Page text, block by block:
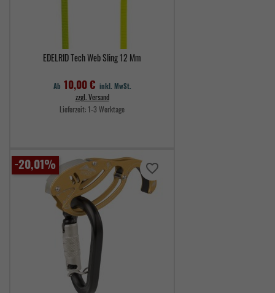
EDELRID Tech Web Sling 12 Mm
Ab 10,00 € inkl. MwSt.
zzgl. Versand
Lieferzeit:1-3 Werktage
-20,01% favorite_border